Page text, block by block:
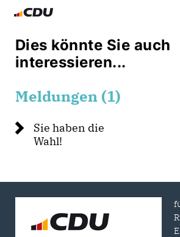
Dies könnte Sie auch
interessieren...
Meldungen (1)
Sie haben die
Wahl!